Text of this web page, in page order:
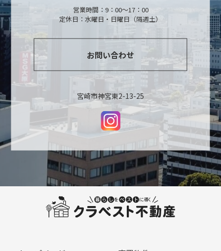
営業時間：9：00～17：00
定休日：水曜日・日曜日（隔週土）
お問い合わせ
宮崎市神宮東2-13-25